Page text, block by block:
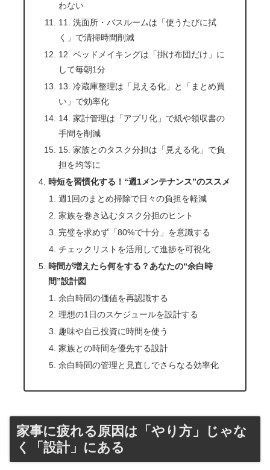
わない
11. 洗面所・バスルームは「使うたびに拭
く」で清掃時間削減
12. ベッドメイキングは「掛け布団だけ」に
して毎朝1分
13. 冷蔵庫整理は「見える化」と「まとめ買
い」で効率化
14. 家計管理は「アプリ化」で紙や領収書の
手間を削減
15. 家族とのタスク分担は「見える化」で負
担を均等に
時短を習慣化する！“週1メンテナンス”のススメ
週1回のまとめ掃除で日々の負担を軽減
家族を巻き込むタスク分担のヒント
完璧を求めず「80%で十分」を意識する
チェックリストを活用して進捗を可視化
時間が増えたら何をする？あなたの“余白時
間”設計図
余白時間の価値を再認識する
理想の1日のスケジュールを設計する
趣味や自己投資に時間を使う
家族との時間を優先する設計
余白時間の管理と見直しでさらなる効率化
家事に疲れる原因は「やり方」じゃな
く「設計」にある